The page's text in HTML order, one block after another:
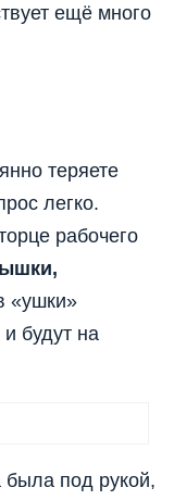
ещё много
теряете
легко.
рабочего
«ушки»
будут на
была под рукой,